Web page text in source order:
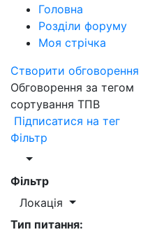
Головна
Розділи форуму
Моя стрічка
Створити обговорення
Обговорення за тегом
сортування ТПВ
Підписатися на тег
Фільтр
Фільтр
Локація
Тип питання: